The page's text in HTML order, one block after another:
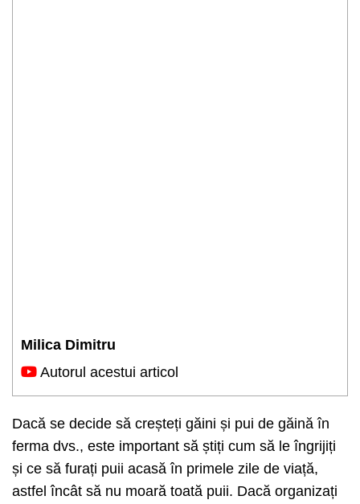
Milica Dimitru
Autorul acestui articol
Dacă se decide să creșteți găini și pui de găină în
ferma dvs., este important să știți cum să le îngrijiți
și ce să furați puii acasă în primele zile de viață,
astfel încât să nu moară toată puii. Dacă organizați